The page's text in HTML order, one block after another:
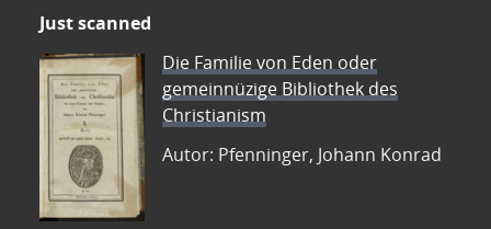
Just scanned
Die Familie von Eden oder
gemeinnüzige Bibliothek des
Christianism
Autor: Pfenninger, Johann Konrad